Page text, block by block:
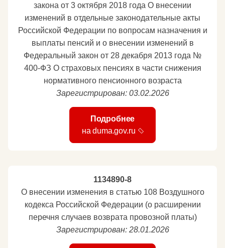
закона от 3 октября 2018 года О внесении
изменений в отдельные законодательные акты
Российской Федерации по вопросам назначения и
выплаты пенсий и о внесении изменений в
Федеральный закон от 28 декабря 2013 года №
400-ФЗ О страховых пенсиях в части снижения
нормативного пенсионного возраста
Зарегистрирован: 03.02.2026
Подробнее
на duma.gov.ru
1134890-8
О внесении изменения в статью 108 Воздушного
кодекса Российской Федерации (о расширении
перечня случаев возврата провозной платы)
Зарегистрирован: 28.01.2026